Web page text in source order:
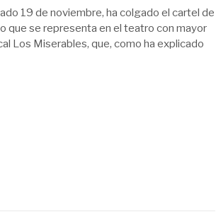
19 de noviembre, ha colgado el cartel de
que se representa en el teatro con mayor
Los Miserables, que, como ha explicado